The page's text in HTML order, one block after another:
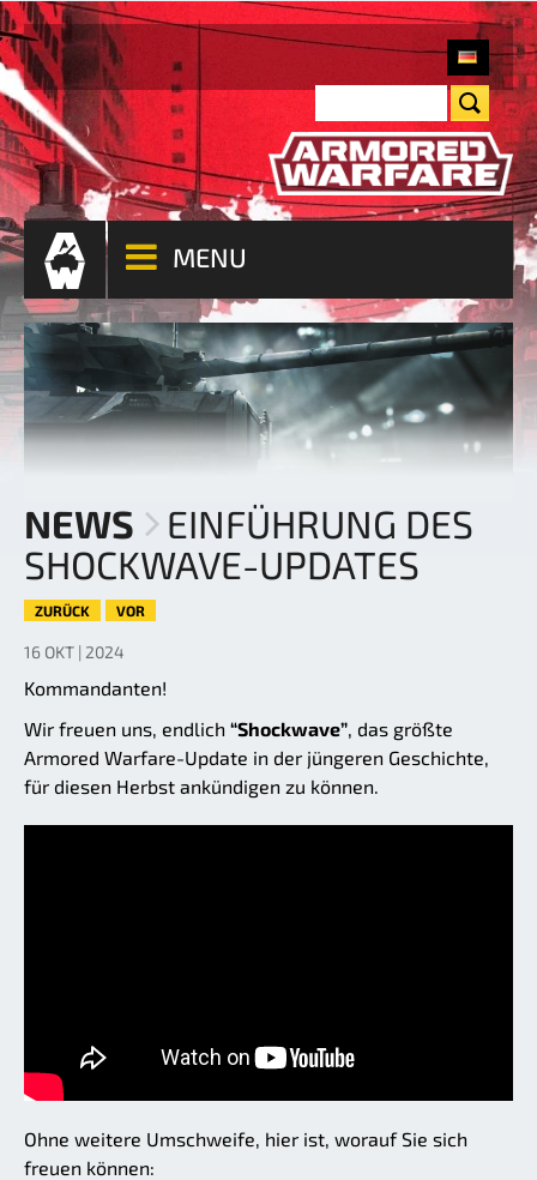
MENU
NEWS
EINFÜHRUNG DES
SHOCKWAVE-UPDATES
ZURÜCK VOR
16 OKT | 2024
Kommandanten!
Wir freuen uns, endlich “Shockwave”, das größte
Armored Warfare-Update in der jüngeren Geschichte,
für diesen Herbst ankündigen zu können.
Ohne weitere Umschweife, hier ist, worauf Sie sich
freuen können: